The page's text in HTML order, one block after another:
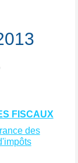
FISCAUX
des